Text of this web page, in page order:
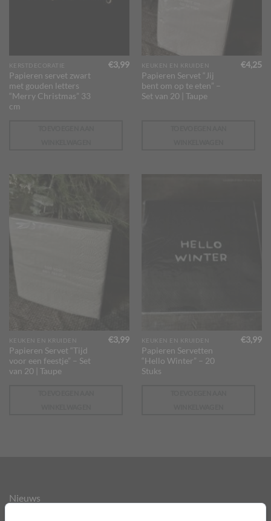
KERSTDECORATIE
Papieren servet zwart
met gouden letters
“Merry Christmas” 33
cm
€3,99 KEUKEN EN KRUIDEN
Papieren Servet “Jij
bent om op te eten” –
Set van 20 | Taupe
€4,25
KEUKEN EN KRUIDEN
Papieren Servet “Tijd
voor een feestje” – Set
van 20 | Taupe
€3,99 KEUKEN EN KRUIDEN
Papieren Servetten
“Hello Winter” – 20
Stuks
€3,99
Nieuws